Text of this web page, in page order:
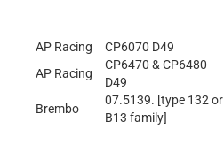
AP Racing
CP6070 D49
AP Racing
CP6470 & CP6480
D49
Brembo
07.5139. [type 132 or
B13 family]